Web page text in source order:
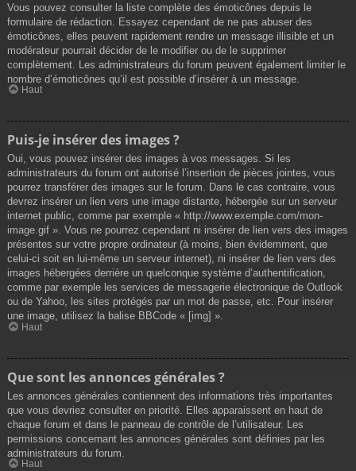
Vous pouvez consulter la liste complète des émoticônes depuis le
formulaire de rédaction. Essayez cependant de ne pas abuser des
émoticônes, elles peuvent rapidement rendre un message illisible et un
modérateur pourrait décider de le modifier ou de le supprimer
complètement. Les administrateurs du forum peuvent également limiter le
nombre d’émoticônes qu’il est possible d’insérer à un message.
Haut
Puis-je insérer des images ?
Oui, vous pouvez insérer des images à vos messages. Si les
administrateurs du forum ont autorisé l’insertion de pièces jointes, vous
pourrez transférer des images sur le forum. Dans le cas contraire, vous
devrez insérer un lien vers une image distante, hébergée sur un serveur
internet public, comme par exemple « http://www.exemple.com/mon-
image.gif ». Vous ne pourrez cependant ni insérer de lien vers des images
présentes sur votre propre ordinateur (à moins, bien évidemment, que
celui-ci soit en lui-même un serveur internet), ni insérer de lien vers des
images hébergées derrière un quelconque système d’authentification,
comme par exemple les services de messagerie électronique de Outlook
ou de Yahoo, les sites protégés par un mot de passe, etc. Pour insérer
une image, utilisez la balise BBCode « [img] ».
Haut
Que sont les annonces générales ?
Les annonces générales contiennent des informations très importantes
que vous devriez consulter en priorité. Elles apparaissent en haut de
chaque forum et dans le panneau de contrôle de l’utilisateur. Les
permissions concernant les annonces générales sont définies par les
administrateurs du forum.
Haut